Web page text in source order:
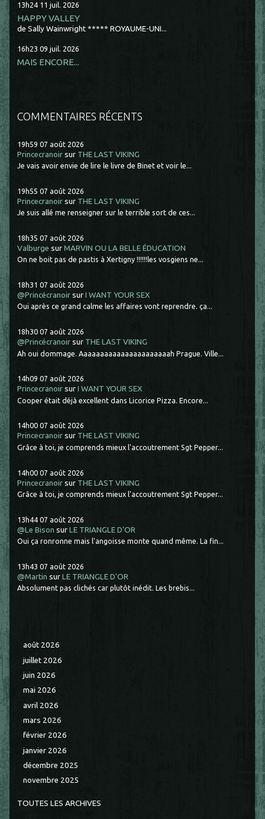
13h24 11 juil. 2026
HAPPY VALLEY
de Sally Wainwright ***** ROYAUME-UNI...
16h23 09 juil. 2026
MAIS ENCORE...
COMMENTAIRES RÉCENTS
19h59 07 août 2026
Princecranoir sur THE LAST VIKING
Je vais avoir envie de lire le livre de Binet et voir le...
19h55 07 août 2026
Princecranoir sur THE LAST VIKING
Je suis allé me renseigner sur le terrible sort de ces...
18h35 07 août 2026
Valburge surMARVIN OU LA BELLE ÉDUCATION
On ne boit pas de pastis à Xertigny !!!!!!les vosgiens ne...
18h31 07 août 2026
@Princécranoir surI WANT YOUR SEX
Oui après ce grand calme les affaires vont reprendre. ça...
18h30 07 août 2026
@Princécranoir sur THE LAST VIKING
Ah oui dommage. Aaaaaaaaaaaaaaaaaaaaaah Prague. Ville...
14h09 07 août 2026
Princecranoir surI WANT YOUR SEX
Cooper était déjà excellent dans Licorice Pizza. Encore...
14h00 07 août 2026
Princecranoir sur THE LAST VIKING
Grâce à toi, je comprends mieux l'accoutrement Sgt Pepper...
14h00 07 août 2026
Princecranoir sur THE LAST VIKING
Grâce à toi, je comprends mieux l'accoutrement Sgt Pepper...
13h44 07 août 2026
@Le Bison surLE TRIANGLE D'OR
Oui ça ronronne mais l'angoisse monte quand même. La fin...
13h43 07 août 2026
@Martin surLE TRIANGLE D'OR
Absolument pas clichés car plutôt inédit. Les brebis...
août 2026
juillet 2026
juin 2026
mai 2026
avril 2026
mars 2026
février 2026
janvier 2026
décembre 2025
novembre 2025
TOUTES LES ARCHIVES